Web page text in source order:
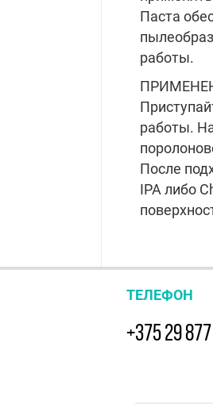
Паста
работы.
работы.
После
IPA либо
ТЕЛЕФОН
+375 29